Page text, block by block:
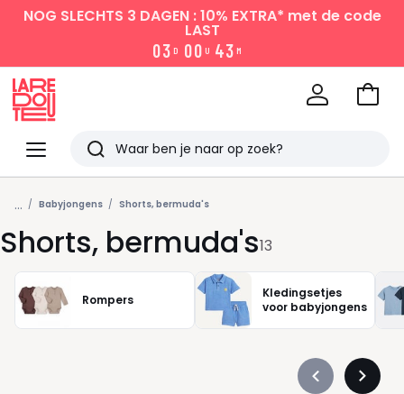
NOG SLECHTS 3 DAGEN : 10% EXTRA* met de code
LAST
03 D 00 U 43 M
Menu
Redoute
Zoeken
Laatst
bekeken
Naar
... Babyjongens Shorts, bermuda's
Shorts, bermuda's13
Rompers
Kledingsetjes
voor babyjongens
Précédent